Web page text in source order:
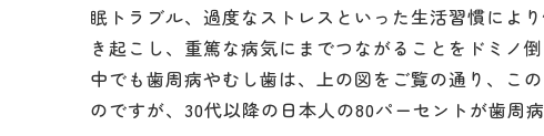
眠トラブル、過度なストレスといった生活習慣によ
き起こし、重篤な病気にまでつながることをドミノ
中でも歯周病やむし歯は、上の図をご覧の通り、こ
のですが、30代以降の日本人の80パーセントが歯周